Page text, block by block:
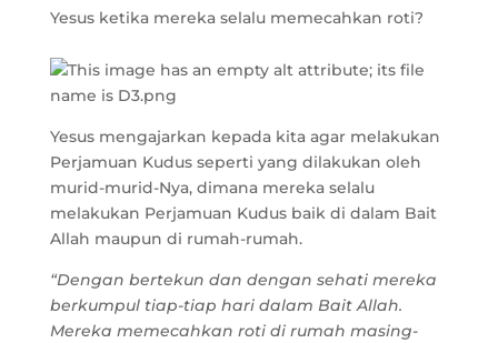
Yesus ketika mereka selalu memecahkan roti?
Yesus mengajarkan kepada kita agar melakukan
Perjamuan Kudus seperti yang dilakukan oleh
murid-murid-Nya, dimana mereka selalu
melakukan Perjamuan Kudus baik di dalam Bait
Allah maupun di rumah-rumah.
“Dengan bertekun dan dengan sehati mereka
berkumpul tiap-tiap hari dalam Bait Allah.
Mereka memecahkan roti di rumah masing-